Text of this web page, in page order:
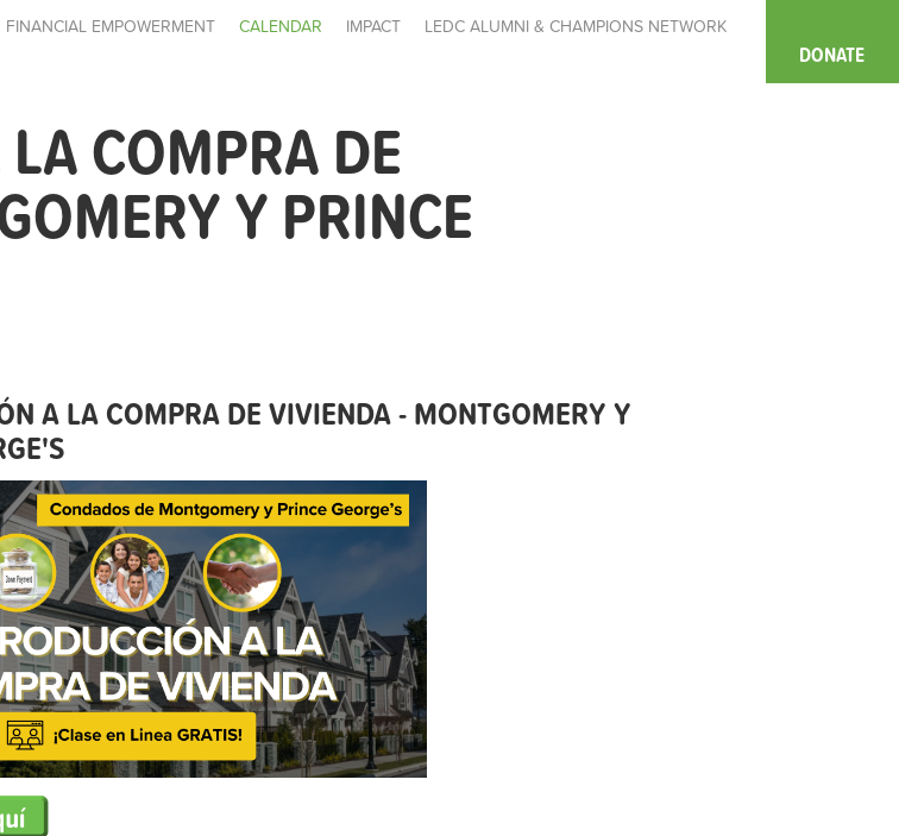
FINANCIAL EMPOWERMENT CALENDAR IMPACT
LEDC ALUMNI & CHAMPIONS NETWORK
DONATE
COMPRA DE
Y PRINCE
A LA COMPRA DE VIVIENDA - MONTGOMERY Y